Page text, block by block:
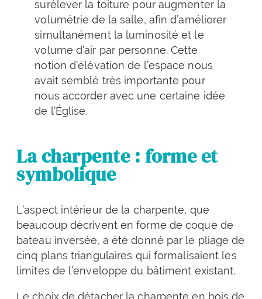
surélever la toiture pour augmenter la
volumétrie de la salle, afin d’améliorer
simultanément la luminosité et le
volume d’air par personne. Cette
notion d’élévation de l’espace nous
avait semblé très importante pour
nous accorder avec une certaine idée
de l’Église.
La charpente : forme et
symbolique
L’aspect intérieur de la charpente, que
beaucoup décrivent en forme de coque de
bateau inversée, a été donné par le pliage de
cinq plans triangulaires qui formalisaient les
limites de l’enveloppe du bâtiment existant.
Le choix de détacher la charpente en bois de